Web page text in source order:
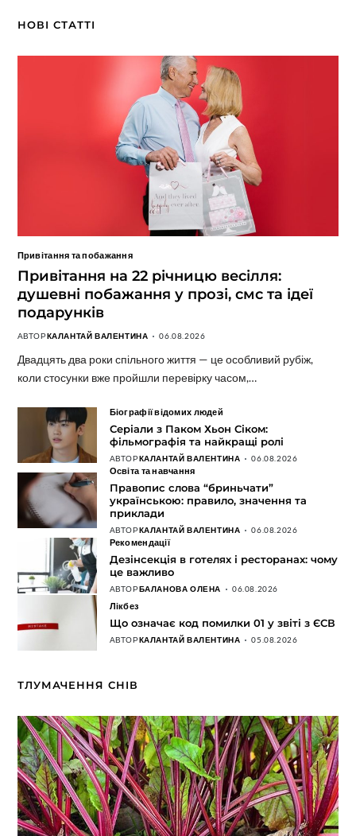
НОВІ СТАТТІ
Привітання та побажання
Привітання на 22 річницю весілля:
душевні побажання у прозі, смс та ідеї
подарунків
АВТОРКАЛАНТАЙ ВАЛЕНТИНА 06.08.2026
Двадцять два роки спільного життя — це особливий рубіж,
коли стосунки вже пройшли перевірку часом,…
Біографії відомих людей
Серіали з Паком Хьон Сіком:
фільмографія та найкращі ролі
АВТОРКАЛАНТАЙ ВАЛЕНТИНА 06.08.2026
Освіта та навчання
Правопис слова “бриньчати”
українською: правило, значення та
приклади
АВТОРКАЛАНТАЙ ВАЛЕНТИНА 06.08.2026
Рекомендації
Дезінсекція в готелях і ресторанах: чому
це важливо
АВТОРБАЛАНОВА ОЛЕНА 06.08.2026
Лікбез
Що означає код помилки 01 у звіті з ЄСВ
АВТОРКАЛАНТАЙ ВАЛЕНТИНА 05.08.2026
ТЛУМАЧЕННЯ СНІВ